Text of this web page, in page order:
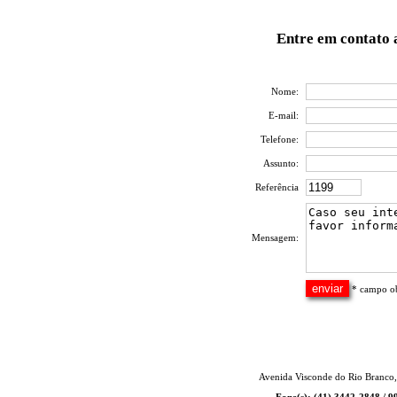
Entre em
Nome:
E-mail:
Telefone:
Assunto:
Referência
Mensagem:
* campo
Avenida Visconde do Rio